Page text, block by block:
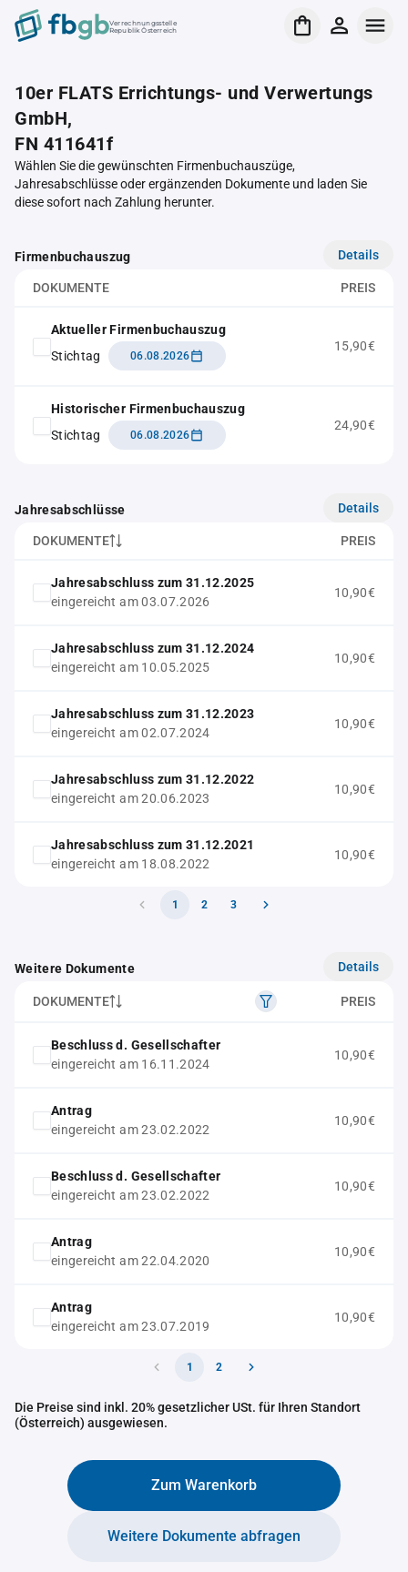
Verrechnungsstelle
Republik Österreich
10er FLATS Errichtungs- und Verwertungs
GmbH,
FN 411641f
Wählen Sie die gewünschten Firmenbuchauszüge,
Jahresabschlüsse oder ergänzenden Dokumente und laden Sie
diese sofort nach Zahlung herunter.
Firmenbuchauszug Details
DOKUMENTE PREIS
Aktueller Firmenbuchauszug
Stichtag
06.08.2026
15,90€
Historischer Firmenbuchauszug
Stichtag
06.08.2026
24,90€
Jahresabschlüsse Details
DOKUMENTE PREIS
Jahresabschluss zum 31.12.2025
eingereicht am 03.07.2026
10,90€
Jahresabschluss zum 31.12.2024
eingereicht am 10.05.2025
10,90€
Jahresabschluss zum 31.12.2023
eingereicht am 02.07.2024
10,90€
Jahresabschluss zum 31.12.2022
eingereicht am 20.06.2023
10,90€
Jahresabschluss zum 31.12.2021
eingereicht am 18.08.2022
10,90€
1 2 3
Weitere Dokumente Details
DOKUMENTE PREIS
Beschluss d. Gesellschafter
eingereicht am 16.11.2024
10,90€
Antrag
eingereicht am 23.02.2022
10,90€
Beschluss d. Gesellschafter
eingereicht am 23.02.2022
10,90€
Antrag
eingereicht am 22.04.2020
10,90€
Antrag
eingereicht am 23.07.2019
10,90€
1 2
Die Preise sind inkl. 20% gesetzlicher USt. für Ihren Standort
(Österreich) ausgewiesen.
Zum Warenkorb
Weitere Dokumente abfragen